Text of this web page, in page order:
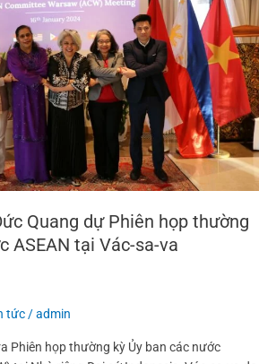
Quang dự Phiên họp thường
ASEAN tại Vác-sa-va
tức /admin
Phiên họp thường kỳ Ủy ban các nước